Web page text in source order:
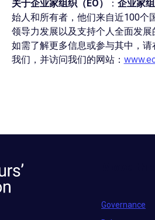
关于企业家组织（EO） ： 企业家
始人和所有者，他们来自近100个
领导力发展以及支持个人全面发
如需了解更多信息或参与其中，请
我们，并访问我们的网站：
Governance